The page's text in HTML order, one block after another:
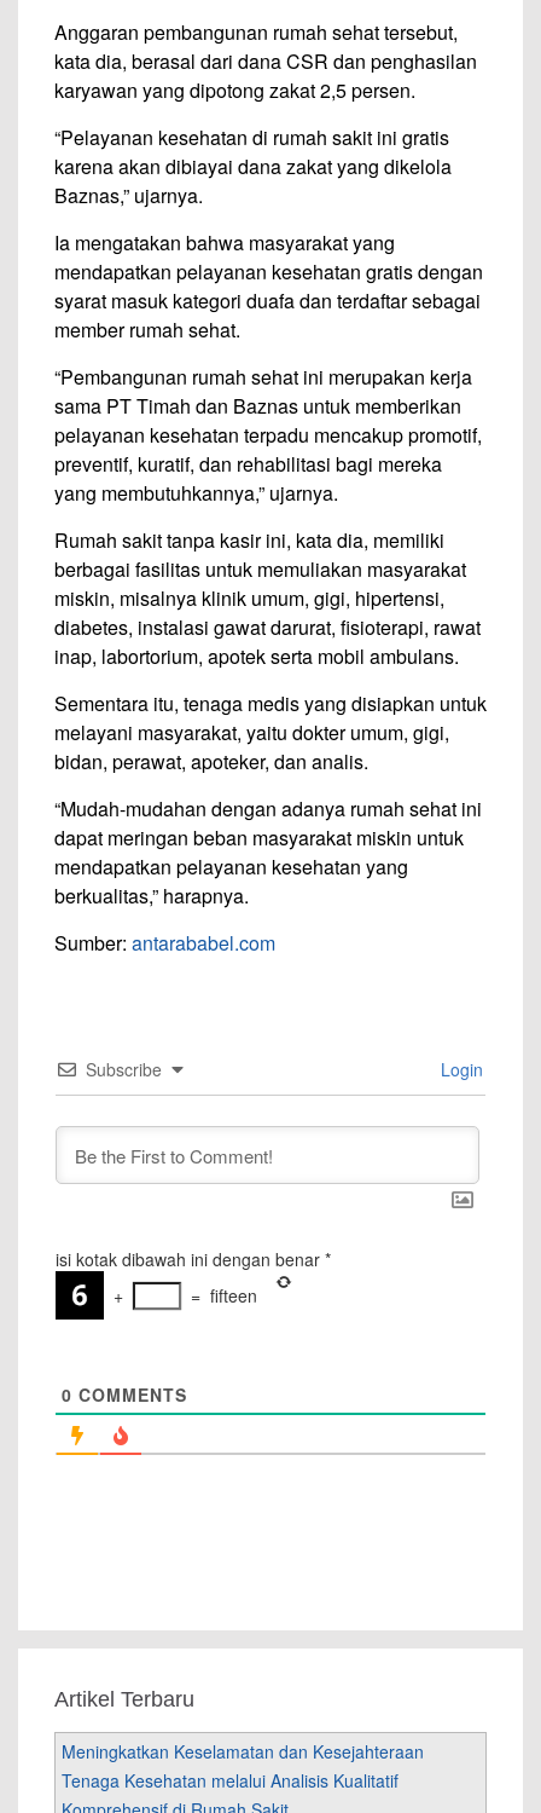
Anggaran pembangunan rumah sehat tersebut,
kata dia, berasal dari dana CSR dan penghasilan
karyawan yang dipotong zakat 2,5 persen.
“Pelayanan kesehatan di rumah sakit ini gratis
karena akan dibiayai dana zakat yang dikelola
Baznas,” ujarnya.
Ia mengatakan bahwa masyarakat yang
mendapatkan pelayanan kesehatan gratis dengan
syarat masuk kategori duafa dan terdaftar sebagai
member rumah sehat.
“Pembangunan rumah sehat ini merupakan kerja
sama PT Timah dan Baznas untuk memberikan
pelayanan kesehatan terpadu mencakup promotif,
preventif, kuratif, dan rehabilitasi bagi mereka
yang membutuhkannya,” ujarnya.
Rumah sakit tanpa kasir ini, kata dia, memiliki
berbagai fasilitas untuk memuliakan masyarakat
miskin, misalnya klinik umum, gigi, hipertensi,
diabetes, instalasi gawat darurat, fisioterapi, rawat
inap, labortorium, apotek serta mobil ambulans.
Sementara itu, tenaga medis yang disiapkan untuk
melayani masyarakat, yaitu dokter umum, gigi,
bidan, perawat, apoteker, dan analis.
“Mudah-mudahan dengan adanya rumah sehat ini
dapat meringan beban masyarakat miskin untuk
mendapatkan pelayanan kesehatan yang
berkualitas,” harapnya.
Sumber: antarababel.com
Subscribe Login
isi kotak dibawah ini dengan benar *
+
= fifteen
0 COMMENTS
Artikel Terbaru
Meningkatkan Keselamatan dan Kesejahteraan
Tenaga Kesehatan melalui Analisis Kualitatif